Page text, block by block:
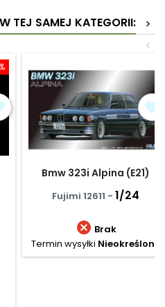
TEJ SAMEJ KATEGORII:
>
<
Bmw 323i Alpina (E21)
Fujimi 12611 - 1/24
 Brak
Termin wysyłki Nieokreślony